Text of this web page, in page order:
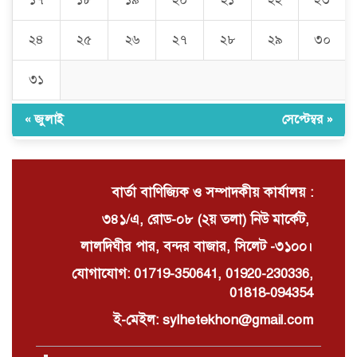
বগুলাবাজার ইউনিয়ন যুবদলের কার্যালয়
উদ্বোধন অনুষ্ঠিত
ফেলার হুমকি?
২৪ ২৫ ২৬ ২৭ ২৮ ২৯ ৩০
৩১
« জুলাই সেপ্টেম্বর »
বার্তা বাণিজ্যিক ও সম্পাদকীয় কার্যালয় :
৩৪১/এ, রোড-০৮ (২য় তলা) নিউ মার্কেট,
লালদিঘীর পার, বন্দর বাজার, সিলেট -৩১০০।
যোগাযোগ: 01719-350641, 01920-230336,
01818-094354
ই-মেইল: sylhetekhon@gmail.com